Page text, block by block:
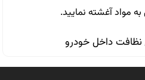
مواد آغشته نماييد.
, نظافت داخل خودرو